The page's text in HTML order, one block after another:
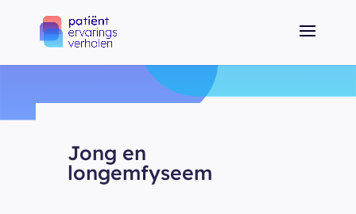
Jong en
longemfyseem